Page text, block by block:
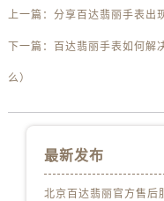
上一篇： 分享百达翡丽手表出
下一篇： 百达翡丽手表如何解
么）
最新发布